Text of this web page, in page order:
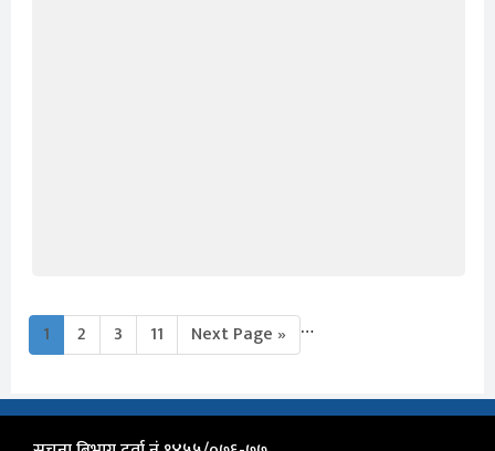
1 2 3 …
11 Next Page »